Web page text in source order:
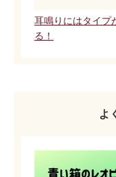
耳鳴りにはタイプ
る！
よ